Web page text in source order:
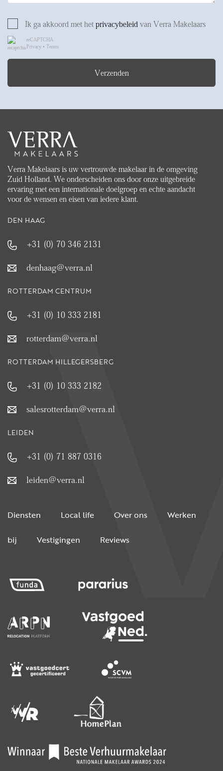
Ik ga akkoord met het privacybeleid van Verra Makelaars
reCAPTCHA
Privacy • Terms
Verzenden
Verra Makelaars is uw vertrouwde makelaar in de omgeving
Zuid Holland. We onderscheiden ons door onze uitgebreide
ervaring met een internationale doelgroep en echte aandacht
voor de wensen en eisen van iedere klant.
DEN HAAG
+31 (0) 70 346 2131
denhaag@verra.nl
ROTTERDAM CENTRUM
+31 (0) 10 333 2181
rotterdam@verra.nl
ROTTERDAM HILLEGERSBERG
+31 (0) 10 333 2182
salesrotterdam@verra.nl
LEIDEN
+31 (0) 71 887 0316
leiden@verra.nl
Diensten Local life Over ons Werken
bij Vestigingen Reviews